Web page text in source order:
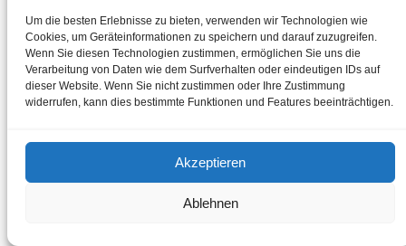
Um die besten Erlebnisse zu bieten, verwenden wir Technologien wie
Cookies, um Geräteinformationen zu speichern und darauf zuzugreifen.
Wenn Sie diesen Technologien zustimmen, ermöglichen Sie uns die
Verarbeitung von Daten wie dem Surfverhalten oder eindeutigen IDs auf
dieser Website. Wenn Sie nicht zustimmen oder Ihre Zustimmung
widerrufen, kann dies bestimmte Funktionen und Features beeinträchtigen.
Akzeptieren
Ablehnen
ImpressumDatenschutzerklärung